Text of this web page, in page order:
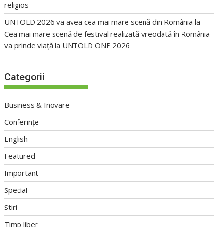
religios
UNTOLD 2026 va avea cea mai mare scenă din România la
Cea mai mare scenă de festival realizată vreodată în România
va prinde viață la UNTOLD ONE 2026
Categorii
Business & Inovare
Conferințe
English
Featured
Important
Special
Stiri
Timp liber